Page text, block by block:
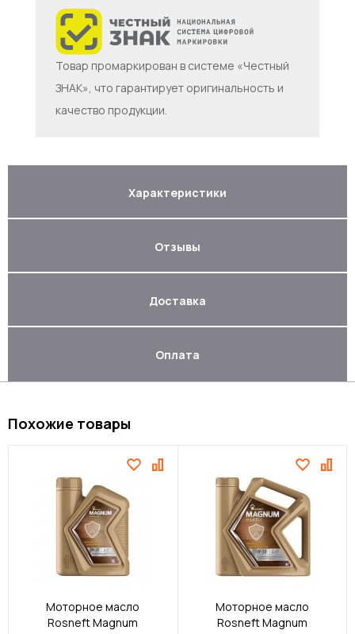
Товар промаркирован в системе «Честный
ЗНАК», что гарантирует оригинальность и
качество продукции.
Характеристики
Отзывы
Доставка
Оплата
Похожие товары
Моторное масло
Rosneft Magnum
Моторное масло
Rosneft Magnum